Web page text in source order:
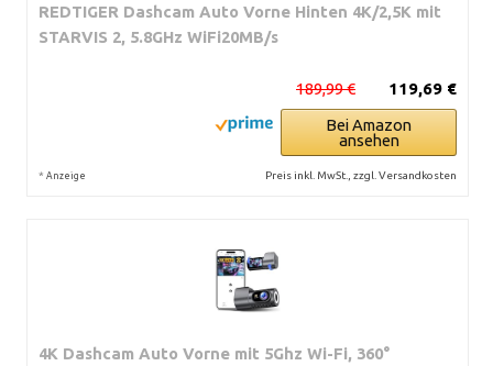
REDTIGER Dashcam Auto Vorne Hinten 4K/2,5K mit
STARVIS 2, 5.8GHz WiFi20MB/s
119,69 €
189,99 €
Bei Amazon
ansehen
* Anzeige Preis inkl. MwSt., zzgl. Versandkosten
4K Dashcam Auto Vorne mit 5Ghz Wi-Fi, 360°